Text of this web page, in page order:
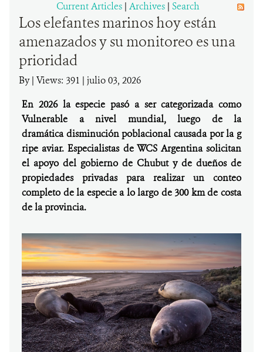
Current Articles | Archives | Search
Los elefantes marinos hoy están
amenazados y su monitoreo es una
prioridad
By| Views: 391 | julio 03, 2026
En 2026 la especie pasó a ser categorizada como
Vulnerable a nivel mundial, luego de la
dramática disminución poblacional causada por la g
ripe aviar. Especialistas de WCS Argentina solicitan
el apoyo del gobierno de Chubut y de dueños de
propiedades privadas para realizar un conteo
completo de la especie a lo largo de 300 km de costa
de la provincia.